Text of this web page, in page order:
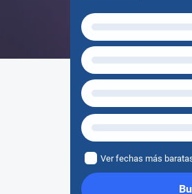
Ver fechas más